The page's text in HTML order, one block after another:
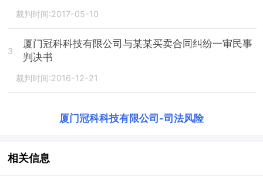
裁判时间:2017-05-10
3
厦门冠科科技有限公司与某某买卖合同纠纷一审民事
判决书
裁判时间:2016-12-21
厦门冠科科技有限公司 -司法风险
相关信息